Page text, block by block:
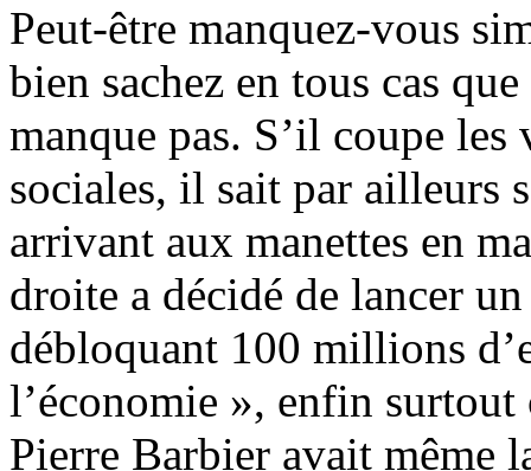
Peut-être manquez-vous
bien sachez en tous cas
manque pas. S’il coupe
sociales, il sait par ailleurs
arrivant aux manettes en
droite a décidé de lancer
débloquant 100 millions
l’économie », enfin
Pierre Barbier avait même